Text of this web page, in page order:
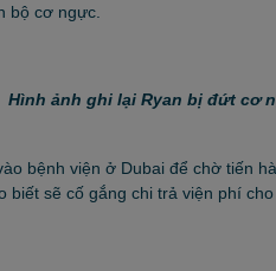
bộ cơ ngực.
Hình ảnh ghi lại Ryan bị đứt cơ
bệnh viện ở Dubai để chờ tiến
biết sẽ cố gắng chi trả viện phí